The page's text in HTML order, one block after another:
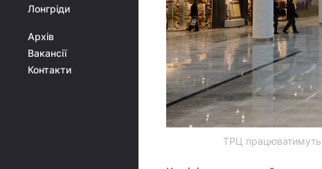
Лонгріди
Архів
Вакансії
Контакти
ТРЦ працюватимуть